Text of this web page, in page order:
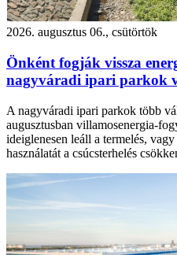
2026. augusztus 06., csütörtök
Önként fogják vissza
nagyváradi ipari parkok
A nagyváradi ipari parkok több
augusztusban villamosenergia-
ideiglenesen leáll a termelés,
használatát a csúcsterhelés